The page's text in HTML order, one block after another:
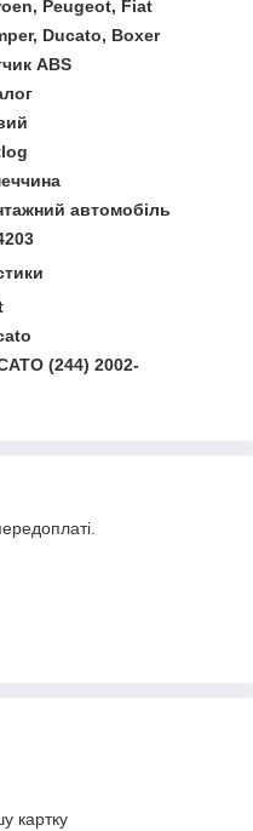
Peugeot, Fiat
Ducato, Boxer
ABS
автомобіль
(244) 2002-
картку